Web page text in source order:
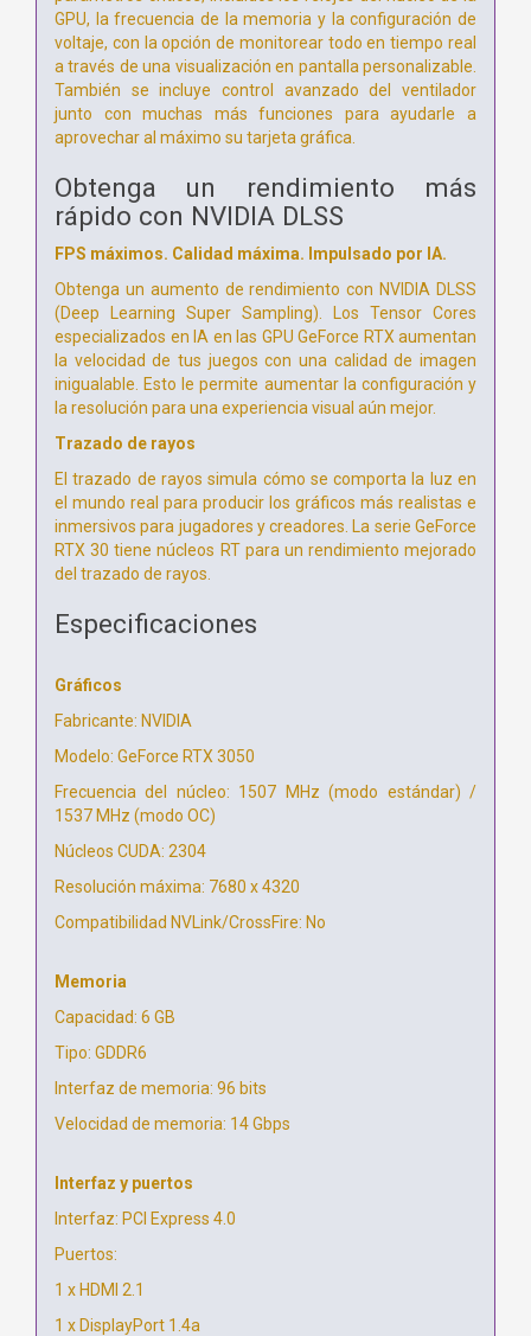
GPU, la frecuencia de la memoria y la configuración de
voltaje, con la opción de monitorear todo en tiempo real
a través de una visualización en pantalla personalizable.
También se incluye control avanzado del ventilador
junto con muchas más funciones para ayudarle a
aprovechar al máximo su tarjeta gráfica.
Obtenga un rendimiento más
rápido con NVIDIA DLSS
FPS máximos. Calidad máxima. Impulsado por IA.
Obtenga un aumento de rendimiento con NVIDIA DLSS
(Deep Learning Super Sampling). Los Tensor Cores
especializados en IA en las GPU GeForce RTX aumentan
la velocidad de tus juegos con una calidad de imagen
inigualable. Esto le permite aumentar la configuración y
la resolución para una experiencia visual aún mejor.
Trazado de rayos
El trazado de rayos simula cómo se comporta la luz en
el mundo real para producir los gráficos más realistas e
inmersivos para jugadores y creadores. La serie GeForce
RTX 30 tiene núcleos RT para un rendimiento mejorado
del trazado de rayos.
Especificaciones
Gráficos
Fabricante: NVIDIA
Modelo: GeForce RTX 3050
Frecuencia del núcleo: 1507 MHz (modo estándar) /
1537 MHz (modo OC)
Núcleos CUDA: 2304
Resolución máxima: 7680 x 4320
Compatibilidad NVLink/CrossFire: No
Memoria
Capacidad: 6 GB
Tipo: GDDR6
Interfaz de memoria: 96 bits
Velocidad de memoria: 14 Gbps
Interfaz y puertos
Interfaz: PCI Express 4.0
Puertos:
1 x HDMI 2.1
1 x DisplayPort 1.4a